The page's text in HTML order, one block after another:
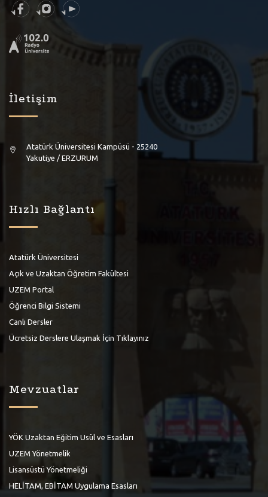
İletişim
Atatürk Üniversitesi Kampüsü - 25240
Yakutiye / ERZURUM
Hızlı Bağlantı
Atatürk Üniversitesi
Açık ve Uzaktan Öğretim Fakültesi
UZEM Portal
Öğrenci Bilgi Sistemi
Canlı Dersler
Ücretsiz Derslere Ulaşmak İçin Tıklayınız
Mevzuatlar
YÖK Uzaktan Eğitim Usül ve Esasları
UZEM Yönetmelik
Lisansüstü Yönetmeliği
HELİTAM, EBİTAM Uygulama Esasları